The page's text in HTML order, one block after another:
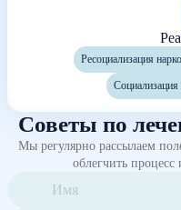
Ресоциализация
Социализация
Советы по
Мы регулярно рассылаем
облегчить процесс